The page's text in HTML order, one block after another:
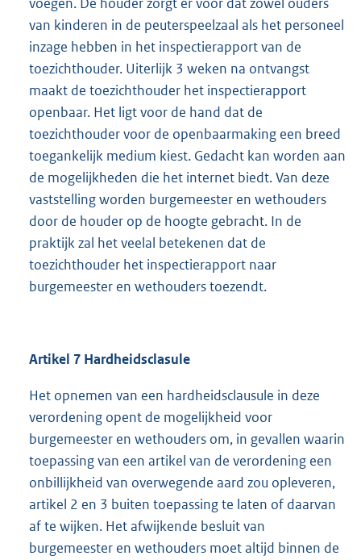
van kinderen in de peuterspeelzaal als het personeel
inzage hebben in het inspectierapport van de
toezichthouder. Uiterlijk 3 weken na ontvangst
maakt de toezichthouder het inspectierapport
openbaar. Het ligt voor de hand dat de
toezichthouder voor de openbaarmaking een breed
toegankelijk medium kiest. Gedacht kan worden aan
de mogelijkheden die het internet biedt. Van deze
vaststelling worden burgemeester en wethouders
door de houder op de hoogte gebracht. In de
praktijk zal het veelal betekenen dat de
toezichthouder het inspectierapport naar
burgemeester en wethouders toezendt.
Artikel 7 Hardheidsclasule
Het opnemen van een hardheidsclausule in deze
verordening opent de mogelijkheid voor
burgemeester en wethouders om, in gevallen waarin
toepassing van een artikel van de verordening een
onbillijkheid van overwegende aard zou opleveren,
artikel 2 en 3 buiten toepassing te laten of daarvan
af te wijken. Het afwijkende besluit van
burgemeester en wethouders moet altijd binnen de